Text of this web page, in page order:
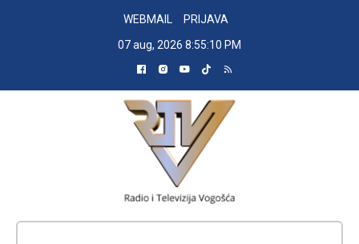
WEBMAIL
PRIJAVA
07 aug, 2026 8:55:11 PM